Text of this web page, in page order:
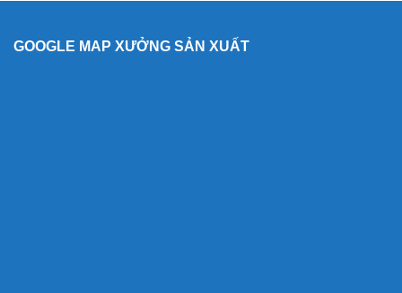
GOOGLE MAP XƯỞNG SẢN XUẤT